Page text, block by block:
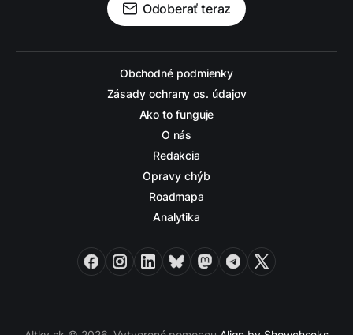
Odoberať teraz
Obchodné podmienky
Zásady ochrany os. údajov
Ako to funguje
O nás
Redakcia
Opravy chýb
Roadmapa
Analytika
FacebookInstagramLinkedInBlueskyMastodon
Telegram
X